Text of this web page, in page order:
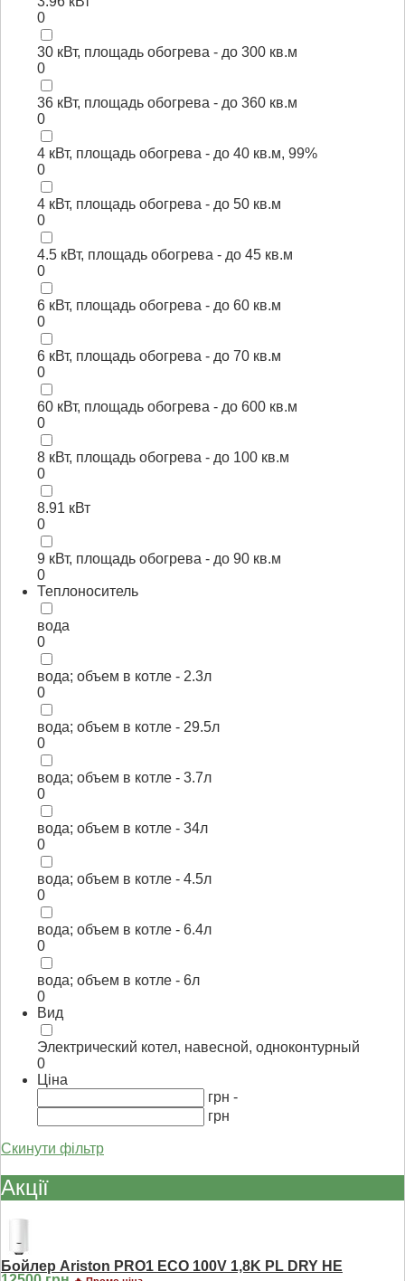
0
30 кВт, площадь обогрева - до 300 кв.м
0
36 кВт, площадь обогрева - до 360 кв.м
0
4 кВт, площадь обогрева - до 40 кв.м, 99%
0
4 кВт, площадь обогрева - до 50 кв.м
0
4.5 кВт, площадь обогрева - до 45 кв.м
0
6 кВт, площадь обогрева - до 60 кв.м
0
6 кВт, площадь обогрева - до 70 кв.м
0
60 кВт, площадь обогрева - до 600 кв.м
0
8 кВт, площадь обогрева - до 100 кв.м
0
8.91 кВт
0
9 кВт, площадь обогрева - до 90 кв.м
0
Теплоноситель
вода
0
вода; объем в котле - 2.3л
0
вода; объем в котле - 29.5л
0
вода; объем в котле - 3.7л
0
вода; объем в котле - 34л
0
вода; объем в котле - 4.5л
0
вода; объем в котле - 6.4л
0
вода; объем в котле - 6л
0
Вид
Электрический котел, навесной, одноконтурный
0
Ціна
грн -
грн
Скинути фільтр
Акції
Бойлер Ariston PRO1 ECO 100V 1,8K PL DRY HE